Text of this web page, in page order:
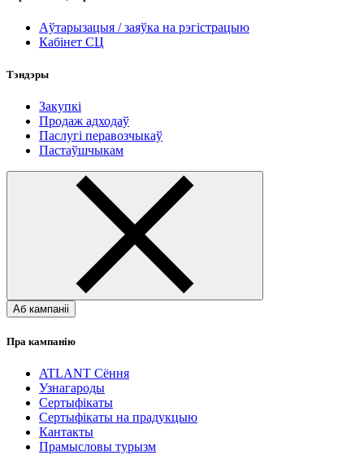
Аўтарызацыя / заяўка на рэгістрацыю
Кабінет СЦ
Тэндэры
Закупкі
Продаж адходаў
Паслугі перавозчыкаў
Пастаўшчыкам
Аб кампаніі
Пра кампанію
ATLANT Сёння
Узнагароды
Сертыфікаты
Сертыфікаты на прадукцыю
Кантакты
Прамысловы турызм